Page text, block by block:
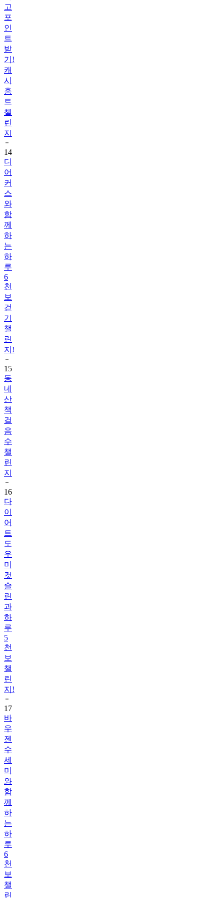
인
트
받
기!
캐
시
홈
트
챌
린
지
14
디
어
커
스
와
함
께
하
는
하
루
6
천
보
걷
기
챌
린
지!
15
동
네
산
책
걸
음
수
챌
린
지
16
다
이
어
트
도
우
미
컷
슬
린
과
하
루
5
천
보
챌
린
지!
17
바
우
젠
수
세
미
와
함
께
하
는
하
루
6
천
보
챌
린
지!